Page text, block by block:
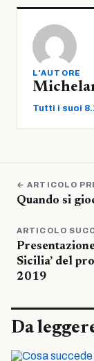
L'AUTORE
Tutti i suoi
← ARTICOLO
Quando si
ARTICOLO
Sicilia’ del
2019
Da